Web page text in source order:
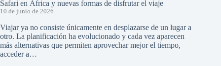
Safari en África y nuevas formas de disfrutar el viaje
10 de junio de 2026
Viajar ya no consiste únicamente en desplazarse de un lugar a
otro. La planificación ha evolucionado y cada vez aparecen
más alternativas que permiten aprovechar mejor el tiempo,
acceder a…